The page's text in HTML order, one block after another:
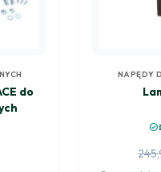
do
NAPĘDY
check_circle